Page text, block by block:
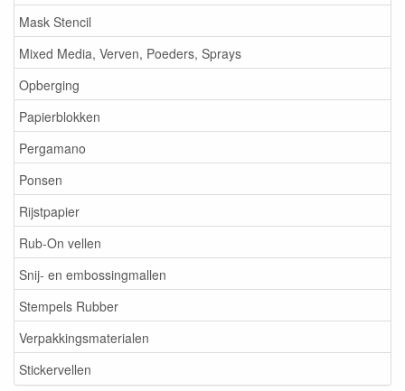
Mask Stencil
Mixed Media, Verven, Poeders, Sprays
Opberging
Papierblokken
Pergamano
Ponsen
Rijstpapier
Rub-On vellen
Snij- en embossingmallen
Stempels Rubber
Verpakkingsmaterialen
Stickervellen